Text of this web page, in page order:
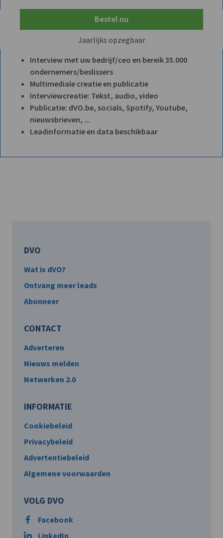
Bestel nu
Jaarlijks opzegbaar
Interview met uw bedrijf/ceo en bereik 35.000
ondernemers/beslissers
Multimediale creatie en publicatie
Interviewcreatie: Tekst, audio, video
Publicatie: dVO.be, socials, Spotify, Youtube,
nieuwsbrieven, ...
Leadinformatie en data beschikbaar
DVO
Wat is dVO?
Ontvang meer leads
Abonneer
CONTACT
Adverteren
Nieuws melden
Netwerken 2.0
INFORMATIE
Cookiebeleid
Privacybeleid
Advertentiebeleid
Algemene voorwaarden
VOLG DVO
Facebook
LinkedIn